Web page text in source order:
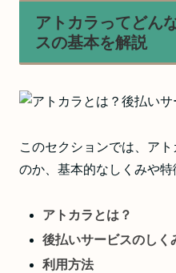
アトカラってどん
スの基本を解説
このセクションでは、ア
のか、基本的なしくみや特
アトカラとは？
後払いサービスのしく
利用方法